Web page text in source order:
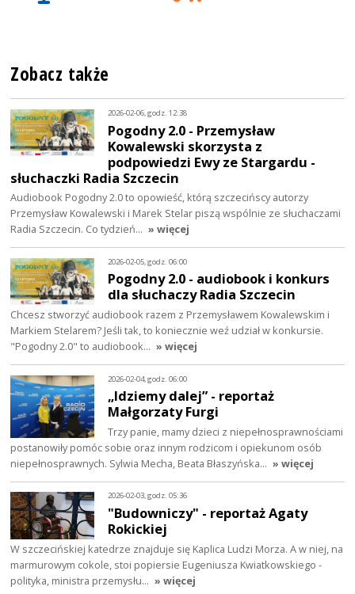
Zobacz także
2026-02-06, godz. 12:38
Pogodny 2.0 - Przemysław
Kowalewski skorzysta z
podpowiedzi Ewy ze Stargardu -
słuchaczki Radia Szczecin
Audiobook Pogodny 2.0 to opowieść, którą szczecińscy autorzy
Przemysław Kowalewski i Marek Stelar piszą wspólnie ze słuchaczami
Radia Szczecin. Co tydzień… » więcej
2026-02-05, godz. 06:00
Pogodny 2.0 - audiobook i konkurs
dla słuchaczy Radia Szczecin
Chcesz stworzyć audiobook razem z Przemysławem Kowalewskim i
Markiem Stelarem? Jeśli tak, to koniecznie weź udział w konkursie.
"Pogodny 2.0" to audiobook… » więcej
2026-02-04, godz. 06:00
„Idziemy dalej” - reportaż
Małgorzaty Furgi
Trzy panie, mamy dzieci z niepełnosprawnościami
postanowiły pomóc sobie oraz innym rodzicom i opiekunom osób
niepełnosprawnych. Sylwia Mecha, Beata Błaszyńska… » więcej
2026-02-03, godz. 05:36
"Budowniczy" - reportaż Agaty
Rokickiej
W szczecińskiej katedrze znajduje się Kaplica Ludzi Morza. A w niej, na
marmurowym cokole, stoi popiersie Eugeniusza Kwiatkowskiego -
polityka, ministra przemysłu… » więcej